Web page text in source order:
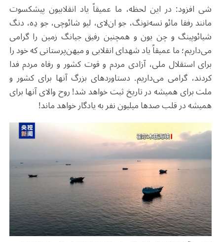
شی افزود: در این لحظه، ما عمیقاً یاد انقلابیون پیشکسوت
مانند رفقا مائو تسه‌تونگ، جو ان‌لای، لیو شائوچی، جو دِه، دنگ
شیائوپینگ و چن یون و همچنین رفیق جیانگ زمین را گرامی
می‌داریم؛ ما عمیقاً یاد شهدای انقلابی و میهن‌پرستانی که خود را
برای استقلال ملی، آزادی مردم و قوت کشور و رفاه مردم فدا
کردند، گرامی می‌داریم. دستاوردهای بزرگ آنها برای کشور و
ملت برای همیشه در تاریخ ثبت خواهد شد! روح والای آنها برای
همیشه در قلب صدها میلیون نفر به یادگار خواهد ماند!